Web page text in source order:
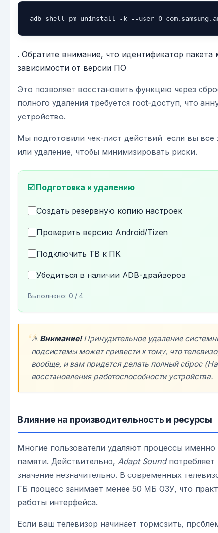
adb shell pm uninstall -k --user 0
. Обратите внимание, что идентификатор пакета
зависимости от версии ПО.
Это позволяет восстановить функцию через
полного удаления требуется root-доступ, что
устройство.
Мы подготовили чек-лист действий, если вы
или удаление, чтобы минимизировать риски.
☑️ Подготовка к удалению
Создать резервную копию настроек
Проверить версию Android/Tizen
Подключить ТВ к ПК
Убедиться в наличии ADB-драйверов
Выполнено: 0 / 4
⚠️ Внимание!Принудительное удаление
подсистемы может привести к тому, что
вообще, и вам придется делать полный сброс
восстановления работоспособности устройства.
Влияние на производительность и ресурсы
Многие пользователи удаляют процессы
памяти. Действительно, Adapt Soundпотребляет
значение незначительно. В современных
ГБ процесс занимает менее 50 МБ ОЗУ, что
работы интерфейса.
Если ваш телевизор начинает тормозить,